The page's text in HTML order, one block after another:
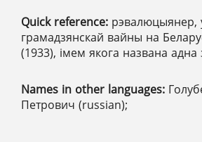
Quick reference: рэвалюцыянер,
грамадзянскай вайны на
(1933), імем якога названа адна
Names in other languages:
Петрович (russian);